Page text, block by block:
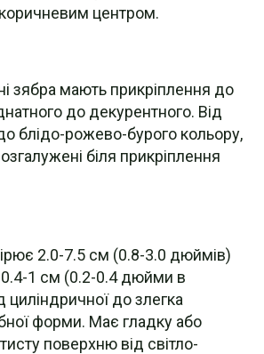
центром.
зябра мають прикріплення до
до декурентного. Від
блідо-рожево-бурого кольору,
біля прикріплення
2.0-7.5 см (0.8-3.0 дюймів)
1 см (0.2-0.4 дюйми в
циліндричної до злегка
форми. Має гладку або
поверхню від світло-